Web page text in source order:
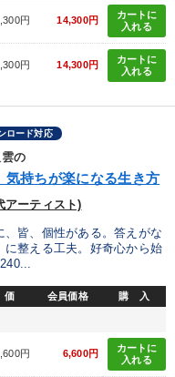
円 14,300円
カートに
入れる
円 14,300円
カートに
入れる
ロード対応
の
気持ちが楽になる生き方
アーティスト)
、皆、個性がある。答えがな
に整える工夫。好奇心から始
価 会員価格 購 入
円 6,600円
カートに
入れる